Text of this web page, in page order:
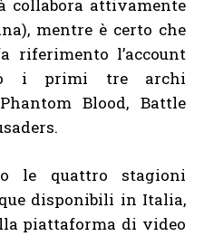
collabora attivamente
mentre è certo che
riferimento l’account
i primi tre archi
Blood, Battle
le quattro stagioni
disponibili in Italia,
piattaforma di video